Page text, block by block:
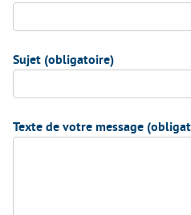
Sujet (obligatoire)
Texte de votre message